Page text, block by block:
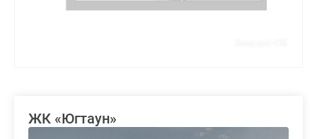
ЖК «Югтаун»